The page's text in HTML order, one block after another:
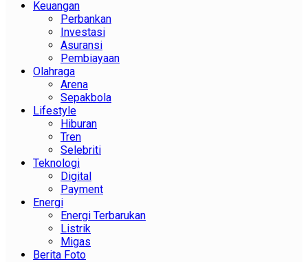
Keuangan
Perbankan
Investasi
Asuransi
Pembiayaan
Olahraga
Arena
Sepakbola
Lifestyle
Hiburan
Tren
Selebriti
Teknologi
Digital
Payment
Energi
Energi Terbarukan
Listrik
Migas
Berita Foto